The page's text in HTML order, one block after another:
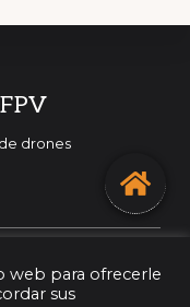
drones
web para ofrecerle
sus